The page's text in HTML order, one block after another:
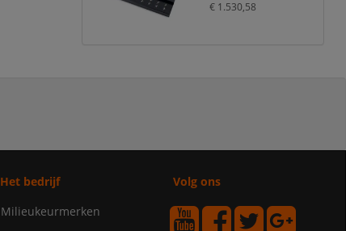
€ 1.530,58
Het bedrijf
Milieukeurmerken
Volg ons